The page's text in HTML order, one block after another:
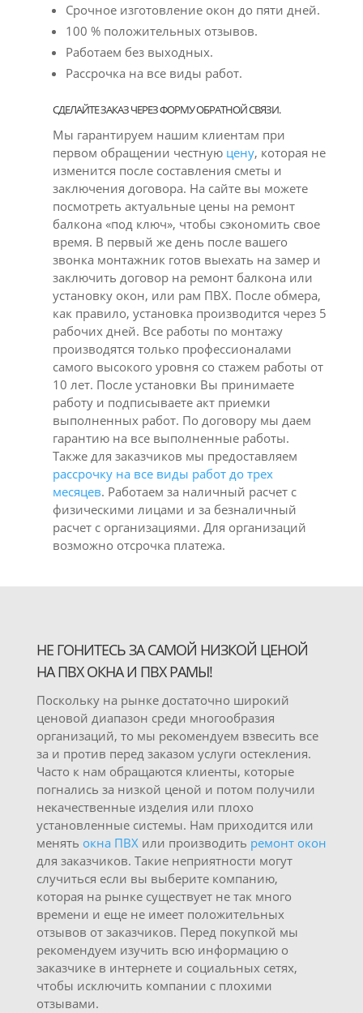
Срочное изготовление окон до пяти дней.
100 % положительных отзывов.
Работаем без выходных.
Рассрочка на все виды работ.
СДЕЛАЙТЕ ЗАКАЗ ЧЕРЕЗ ФОРМУ ОБРАТНОЙ СВЯЗИ.
Мы гарантируем нашим клиентам при
первом обращении честную цену, которая не
изменится после составления сметы и
заключения договора. На сайте вы можете
посмотреть актуальные цены на ремонт
балкона «под ключ», чтобы сэкономить свое
время. В первый же день после вашего
звонка монтажник готов выехать на замер и
заключить договор на ремонт балкона или
установку окон, или рам ПВХ. После обмера,
как правило, установка производится через 5
рабочих дней. Все работы по монтажу
производятся только профессионалами
самого высокого уровня со стажем работы от
10 лет. После установки Вы принимаете
работу и подписываете акт приемки
выполненных работ. По договору мы даем
гарантию на все выполненные работы.
Также для заказчиков мы предоставляем
рассрочку на все виды работ до трех
месяцев. Работаем за наличный расчет с
физическими лицами и за безналичный
расчет с организациями. Для организаций
возможно отсрочка платежа.
НЕ ГОНИТЕСЬ ЗА САМОЙ НИЗКОЙ ЦЕНОЙ
НА ПВХ ОКНА И ПВХ РАМЫ!
Поскольку на рынке достаточно широкий
ценовой диапазон среди многообразия
организаций, то мы рекомендуем взвесить все
за и против перед заказом услуги остекления.
Часто к нам обращаются клиенты, которые
погнались за низкой ценой и потом получили
некачественные изделия или плохо
установленные системы. Нам приходится или
менять окна ПВХили производить ремонт окон
для заказчиков. Такие неприятности могут
случиться если вы выберите компанию,
которая на рынке существует не так много
времени и еще не имеет положительных
отзывов от заказчиков. Перед покупкой мы
рекомендуем изучить всю информацию о
заказчике в интернете и социальных сетях,
чтобы исключить компании с плохими
отзывами.